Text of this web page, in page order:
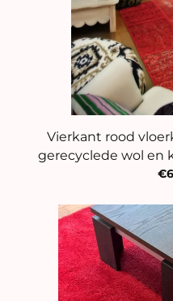
Vierkant rood
gerecyclede wol en